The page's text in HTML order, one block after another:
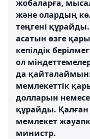
жобаларға,
және олардың
теңгені
асатын өзге
кепілдік
ол
да
мемлекеттік
долларын
құрайды.
мемлекет
министр.